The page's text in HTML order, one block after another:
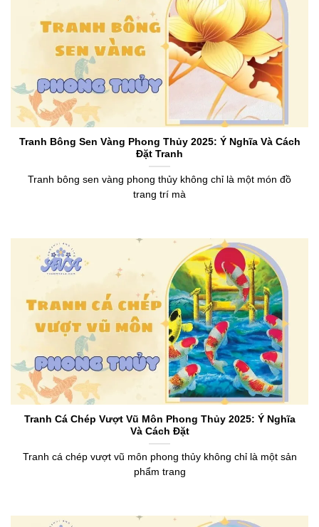
Tranh Bông Sen Vàng Phong Thủy 2025: Ý Nghĩa Và Cách
Đặt Tranh
Tranh bông sen vàng phong thủy không chỉ là một món đồ
trang trí mà
Tranh Cá Chép Vượt Vũ Môn Phong Thủy 2025: Ý Nghĩa
Và Cách Đặt
Tranh cá chép vượt vũ môn phong thủy không chỉ là một sản
phẩm trang